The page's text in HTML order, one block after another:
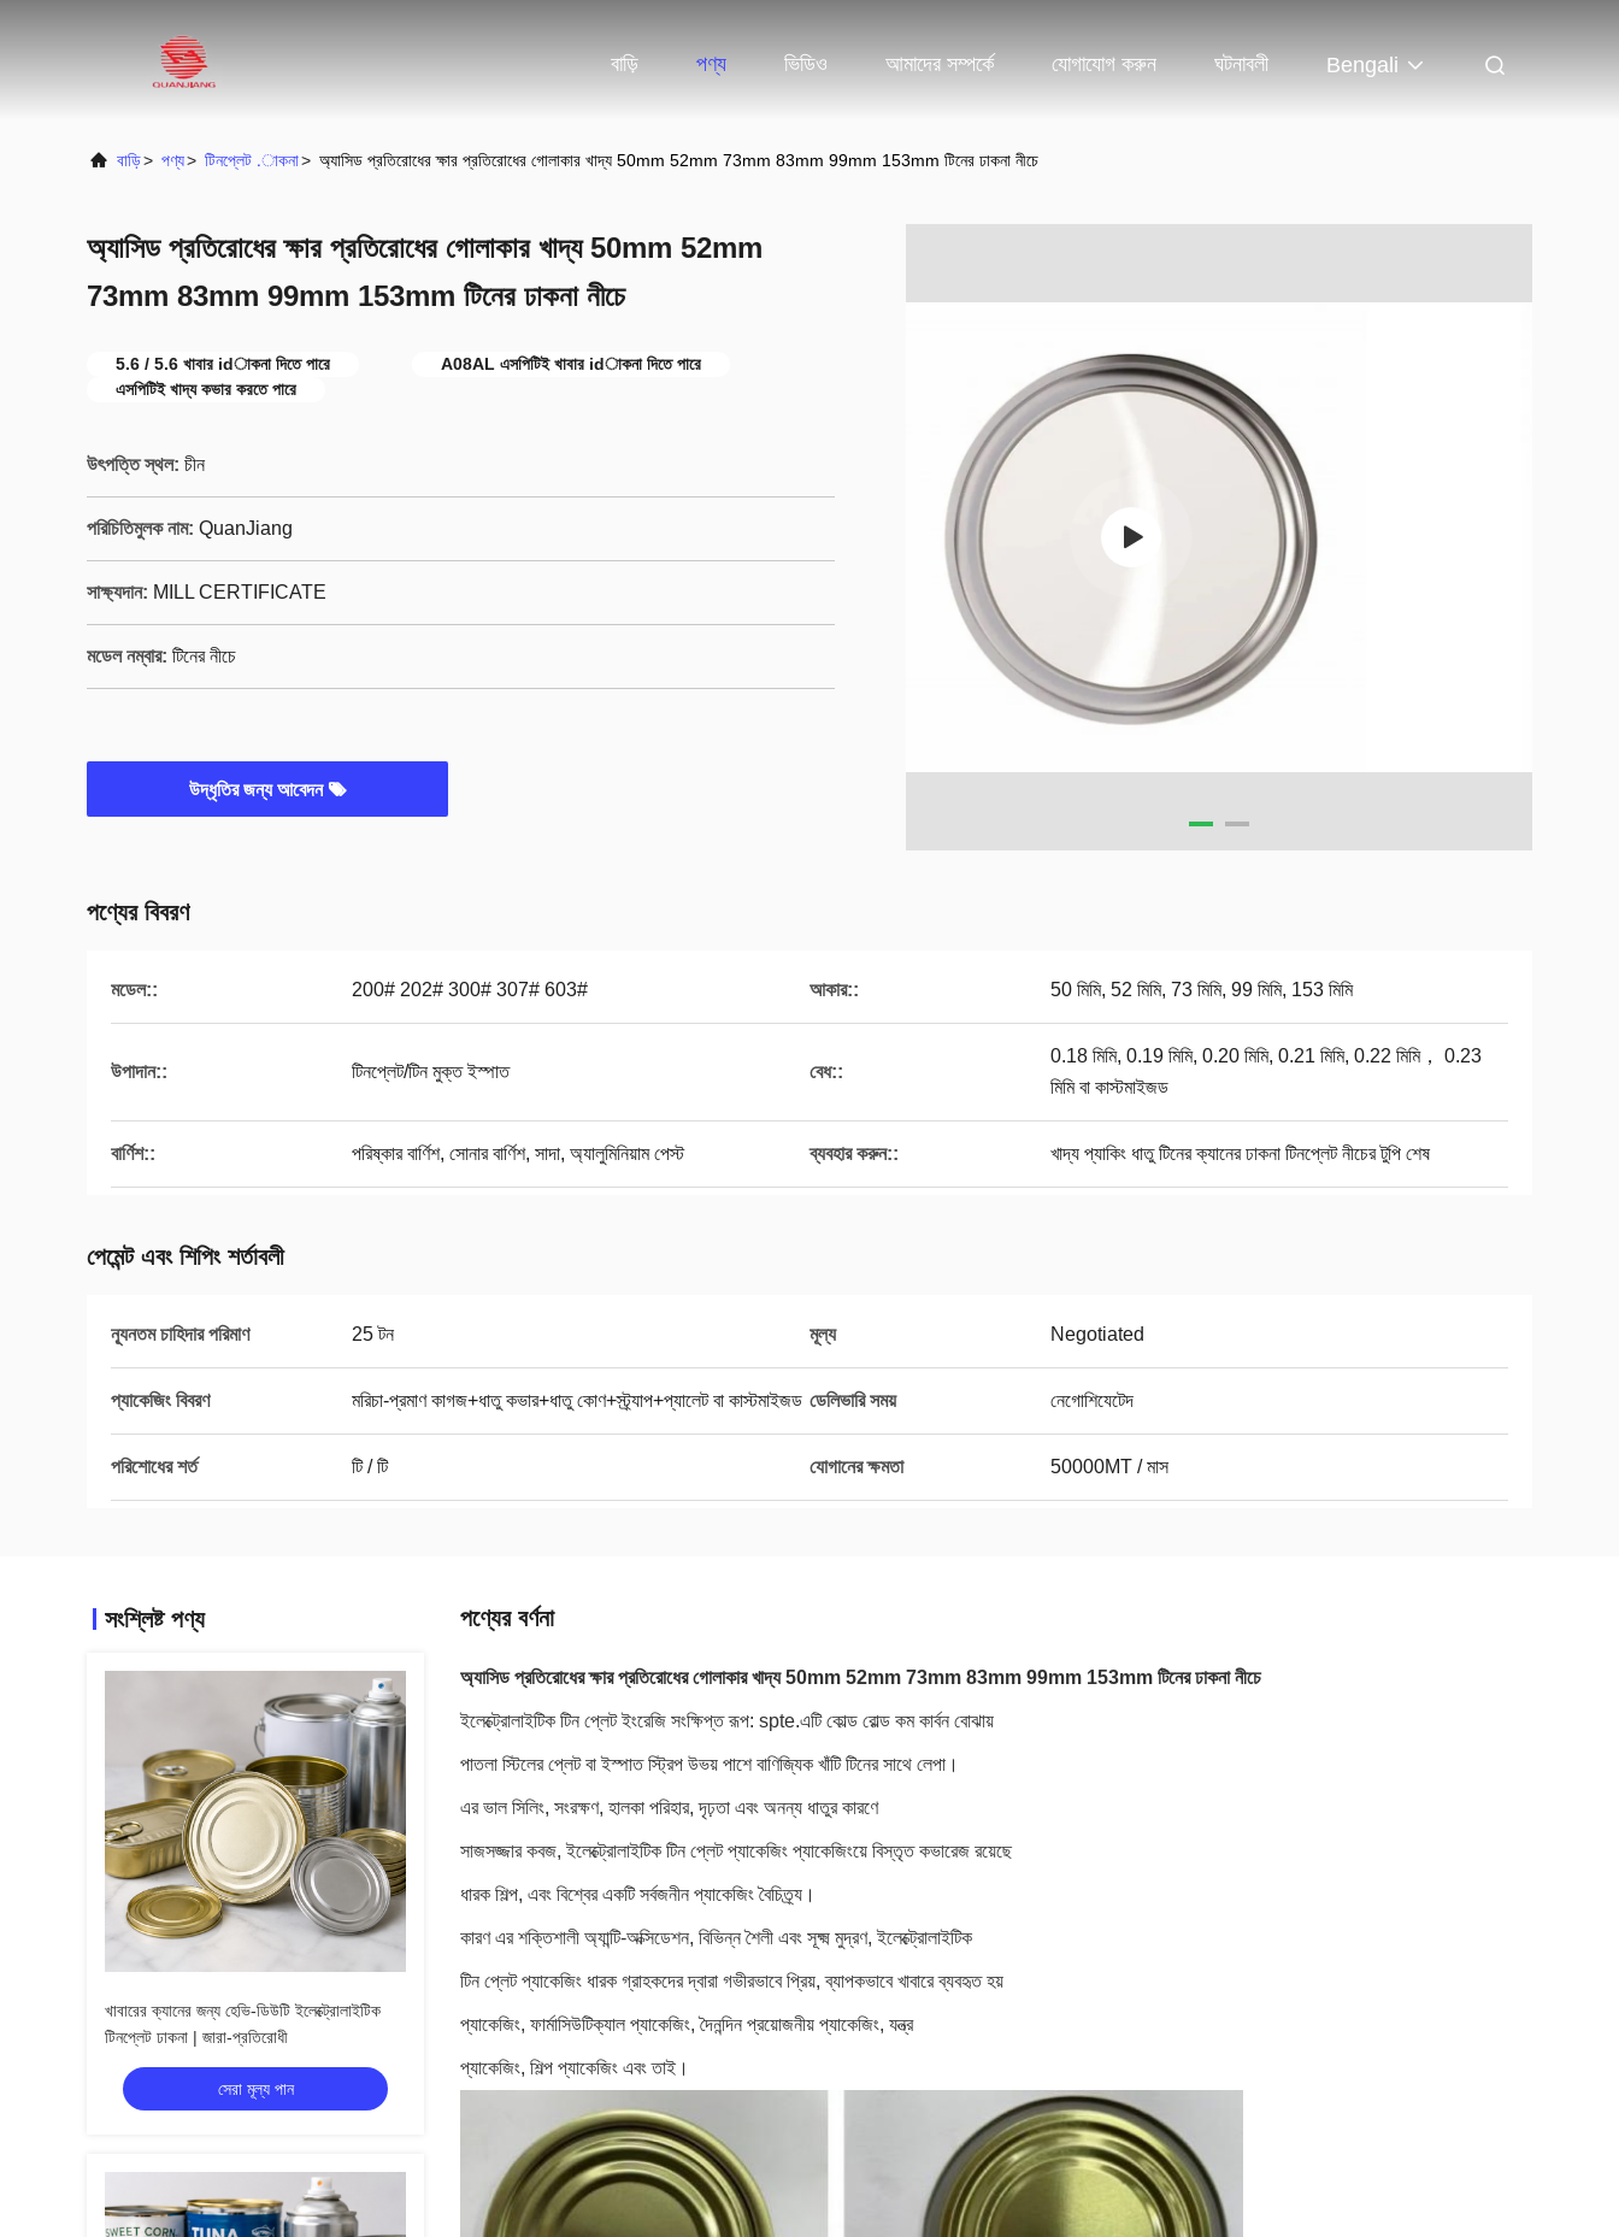
বাড়ি পণ্য ভিডিও আমাদের সম্পর্কে যোগাযোগ করুন ঘটনাবলী Bengali
বাড়ি> পণ্য> টিনপ্লেট .াকনা> অ্যাসিড প্রতিরোধের ক্ষার প্রতিরোধের গোলাকার খাদ্য 50mm 52mm 73mm 83mm 99mm 153mm টিনের ঢাকনা নীচে
অ্যাসিড প্রতিরোধের ক্ষার প্রতিরোধের গোলাকার খাদ্য 50mm 52mm
73mm 83mm 99mm 153mm টিনের ঢাকনা নীচে
5.6 / 5.6 খাবার idাকনা দিতে পারে
A08AL এসপিটিই খাবার idাকনা দিতে পারে
এসপিটিই খাদ্য কভার করতে পারে
উৎপত্তি স্থল: চীন
পরিচিতিমুলক নাম: QuanJiang
সাক্ষ্যদান: MILL CERTIFICATE
মডেল নম্বার: টিনের নীচে
উদ্ধৃতির জন্য আবেদন
পণ্যের বিবরণ
মডেল:: 200# 202# 300# 307# 603# আকার:: 50 মিমি, 52 মিমি, 73 মিমি, 99 মিমি, 153 মিমি
উপাদান:: টিনপ্লেট/টিন মুক্ত ইস্পাত বেধ::
0.18 মিমি, 0.19 মিমি, 0.20 মিমি, 0.21 মিমি, 0.22 মিমি， 0.23
মিমি বা কাস্টমাইজড
বার্ণিশ:: পরিষ্কার বার্ণিশ, সোনার বার্ণিশ, সাদা, অ্যালুমিনিয়াম পেস্ট ব্যবহার করুন:: খাদ্য প্যাকিং ধাতু টিনের ক্যানের ঢাকনা টিনপ্লেট নীচের টুপি শেষ
পেমেন্ট এবং শিপিং শর্তাবলী
ন্যূনতম চাহিদার পরিমাণ 25 টন মূল্য Negotiated
প্যাকেজিং বিবরণ মরিচা-প্রমাণ কাগজ+ধাতু কভার+ধাতু কোণ+স্ট্র্যাপ+প্যালেট বা কাস্টমাইজড ডেলিভারি সময় নেগোশিযেটেদ
পরিশোধের শর্ত টি / টি যোগানের ক্ষমতা 50000MT / মাস
সংশ্লিষ্ট পণ্য
খাবারের ক্যানের জন্য হেভি-ডিউটি ​​ইলেক্ট্রোলাইটিক
টিনপ্লেট ঢাকনা | জারা-প্রতিরোধী
সেরা মূল্য পান
পণ্যের বর্ণনা
অ্যাসিড প্রতিরোধের ক্ষার প্রতিরোধের গোলাকার খাদ্য 50mm 52mm 73mm 83mm 99mm 153mm টিনের ঢাকনা নীচে
ইলেক্ট্রোলাইটিক টিন প্লেট ইংরেজি সংক্ষিপ্ত রূপ: spte.এটি কোল্ড রোল্ড কম কার্বন বোঝায়
পাতলা স্টিলের প্লেট বা ইস্পাত স্ট্রিপ উভয় পাশে বাণিজ্যিক খাঁটি টিনের সাথে লেপা।
এর ভাল সিলিং, সংরক্ষণ, হালকা পরিহার, দৃঢ়তা এবং অনন্য ধাতুর কারণে
সাজসজ্জার কবজ, ইলেক্ট্রোলাইটিক টিন প্লেট প্যাকেজিং প্যাকেজিংয়ে বিস্তৃত কভারেজ রয়েছে
ধারক শিল্প, এবং বিশ্বের একটি সর্বজনীন প্যাকেজিং বৈচিত্র্য।
কারণ এর শক্তিশালী অ্যান্টি-অক্সিডেশন, বিভিন্ন শৈলী এবং সূক্ষ্ম মুদ্রণ, ইলেক্ট্রোলাইটিক
টিন প্লেট প্যাকেজিং ধারক গ্রাহকদের দ্বারা গভীরভাবে প্রিয়, ব্যাপকভাবে খাবারে ব্যবহৃত হয়
প্যাকেজিং, ফার্মাসিউটিক্যাল প্যাকেজিং, দৈনন্দিন প্রয়োজনীয় প্যাকেজিং, যন্ত্র
প্যাকেজিং, শিল্প প্যাকেজিং এবং তাই।